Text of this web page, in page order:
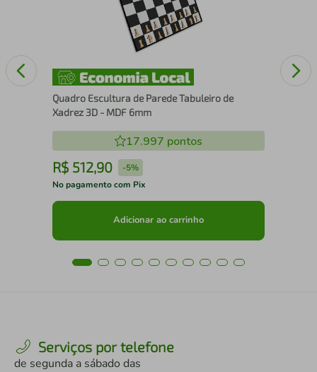
Quadro Escultura de Parede Tabuleiro de
Xadrez 3D - MDF 6mm
17.997 pontos
R$ 512,90 -5%
No pagamento com Pix
Adicionar ao carrinho
Serviços por telefone
de segunda a sábado das